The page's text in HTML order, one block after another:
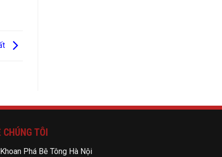
CHÚNG TÔI
Khoan Phá Bê Tông Hà Nội